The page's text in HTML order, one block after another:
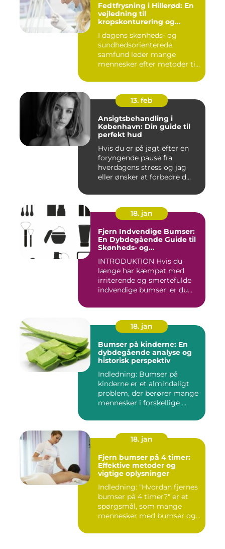
Fedtfrysning i Hillerød: En
vejledning til
kropskonturering og
I dagens skønheds- og
sundhedsorienterede
samfund leder mange
mennesker efter metoder til
13. feb
Ansigtsbehandling i
København: Din guide til
perfekt hud
Hvis du er på jagt efter en
foryngende pause fra
hverdagens stress og jag
eller ønsker at forbedre d...
18. jan
Fjern Indvendige Bumser:
En Dybdegående Guide til
Skønheds- og
INTRODUKTION Hvis du
længe har kæmpet med
irriterende og smertefulde
indvendige bumser, er du
18. jan
Bumser på kinderne: En
dybdegående analyse og
historisk perspektiv
Indledning: Bumser på
kinderne er et almindeligt
problem, der berører mange
mennesker i forskellige ...
18. jan
Fjern bumser på 4 timer:
Effektive metoder og
vigtige oplysninger
Indledning: "Hvordan fjernes
bumser på 4 timer?" er et
spørgsmål, som mange
mennesker med bumser og...